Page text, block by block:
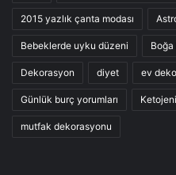
2015 yazlık çanta modası
Bebeklerde uyku düzeni
Dekorasyon diyet ev
Günlük burç yorumları
mutfak dekorasyonu